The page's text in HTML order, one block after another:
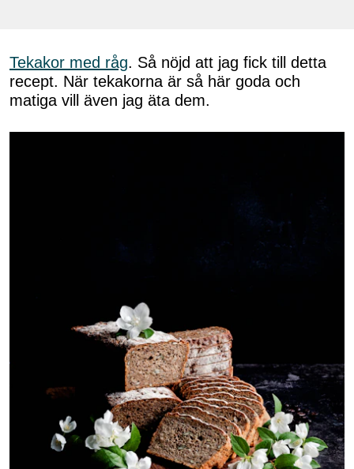
Tekakor med råg. Så nöjd att jag fick till detta
recept. När tekakorna är så här goda och
matiga vill även jag äta dem.